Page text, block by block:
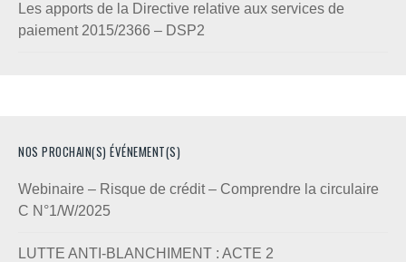
Les apports de la Directive relative aux services de
paiement 2015/2366 – DSP2
NOS PROCHAIN(S) ÉVÉNEMENT(S)
Webinaire – Risque de crédit – Comprendre la circulaire
C N°1/W/2025
LUTTE ANTI-BLANCHIMENT : ACTE 2